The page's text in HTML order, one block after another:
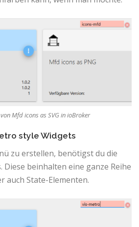
Mfd icons as SVG in ioBroker
style Widgets
zu erstellen, benötigst du die
Diese beinhalten eine ganze Reihe
auch State-Elementen.